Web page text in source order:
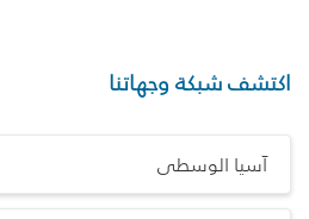
اكتشف شبكة وجهاتنا
آسيا الوسطى